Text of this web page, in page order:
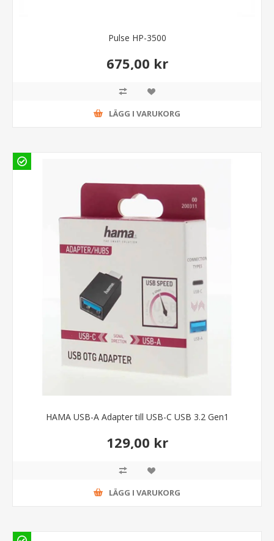
Pulse HP-3500
675,00 kr
LÄGG I VARUKORG
HAMA USB-A Adapter till USB-C USB 3.2 Gen1
129,00 kr
LÄGG I VARUKORG